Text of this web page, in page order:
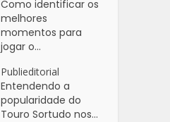
Como identificar os
melhores
momentos para
jogar o...
Publieditorial
Entendendo a
popularidade do
Touro Sortudo nos...